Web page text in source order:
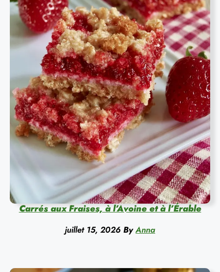
Carrés aux Fraises, à l’Avoine et à l’Érable
juillet 15, 2026 By Anna